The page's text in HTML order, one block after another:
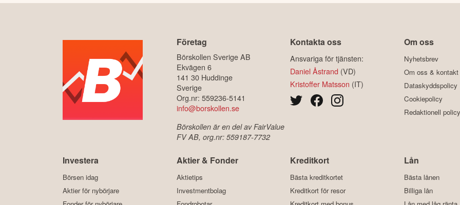
Företag
Börskollen Sverige AB
Ekvägen 6
141 30 Huddinge
Sverige
Org.nr: 559236-5141
info@borskollen.se
Börskollen är en del av FairValue
FV AB, org.nr: 559187-7732
Kontakta oss
Ansvariga för tjänsten:
Daniel Åstrand (VD)
Kristoffer Matsson (IT)
Om oss
Nyhetsbrev
Om oss & kontakt
Dataskyddspolicy
Cookiepolicy
Redaktionell policy
Investera
Börsen idag
Aktier för nybörjare
Aktier & Fonder
Aktietips
Investmentbolag
Kreditkort
Bästa kreditkortet
Kreditkort för resor
Lån
Bästa lånen
Billiga lån